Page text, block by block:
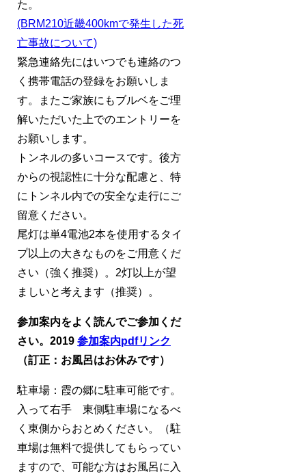
た。
(BRM210近畿400kmで発生した死
亡事故について)
緊急連絡先にはいつでも連絡のつ
く携帯電話の登録をお願いしま
す。またご家族にもブルベをご理
解いただいた上でのエントリーを
お願いします。
トンネルの多いコースです。後方
からの視認性に十分な配慮と、特
にトンネル内での安全な走行にご
留意ください。
尾灯は単4電池2本を使用するタイ
プ以上の大きなものをご用意くだ
さい（強く推奨）。2灯以上が望
ましいと考えます（推奨）。
参加案内をよく読んでご参加くだ
さい。2019 参加案内pdfリンク
（訂正：お風呂はお休みです）
駐車場：霞の郷に駐車可能です。
入って右手 東側駐車場になるべ
く東側からおとめください。（駐
車場は無料で提供してもらってい
ますので、可能な方はお風呂に入